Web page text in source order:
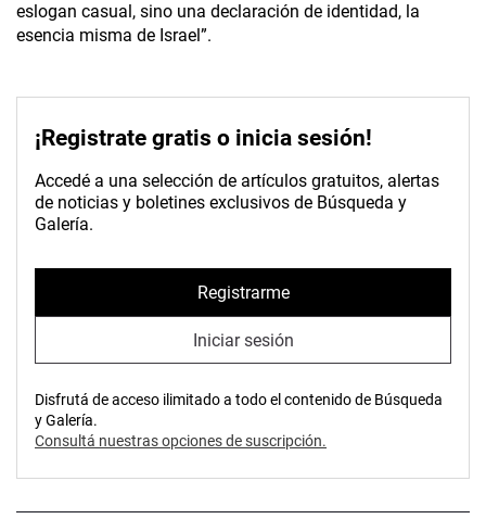
eslogan casual, sino una declaración de identidad, la
esencia misma de Israel”.
¡Registrate gratis o inicia sesión!
Accedé a una selección de artículos gratuitos, alertas
de noticias y boletines exclusivos de Búsqueda y
Galería.
Registrarme
Iniciar sesión
Disfrutá de acceso ilimitado a todo el contenido de Búsqueda
y Galería.
Consultá nuestras opciones de suscripción.